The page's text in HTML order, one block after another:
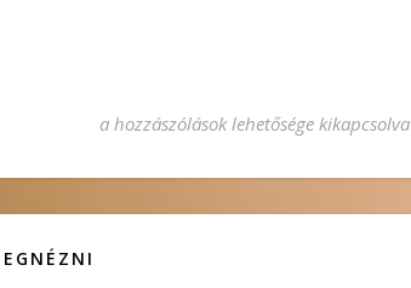
Mire hívott Isten? bejegyzéshez
a hozzászólások lehetősége kikapcsolva